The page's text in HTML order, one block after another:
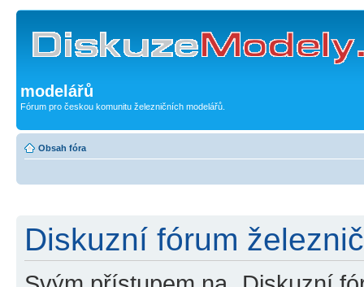
modelářů
Fórum pro českou komunitu železničních modelářů.
Obsah fóra
Diskuzní fórum